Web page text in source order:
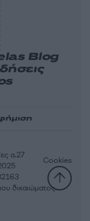
Blog
α.27
Cookies
δικαιώματος.